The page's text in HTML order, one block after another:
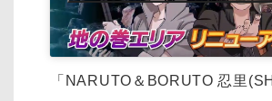
「NARUTO＆BORUTO 忍里